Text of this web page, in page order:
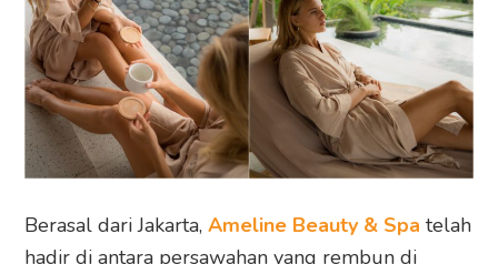
Berasal dari Jakarta,Ameline Beauty & Spa telah
hadir di antara persawahan yang rembun di